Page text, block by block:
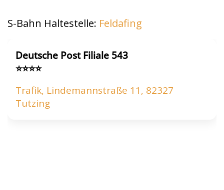
S-Bahn Haltestelle: Feldafing
Deutsche Post Filiale 543
⭐⭐⭐⭐
Trafik, Lindemannstraße 11, 82327
Tutzing